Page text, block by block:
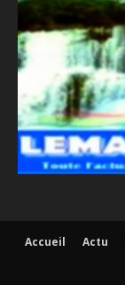
Accueil Actu